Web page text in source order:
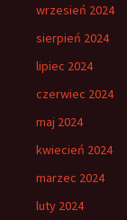
wrzesień 2024
sierpień 2024
lipiec 2024
czerwiec 2024
maj 2024
kwiecień 2024
marzec 2024
luty 2024